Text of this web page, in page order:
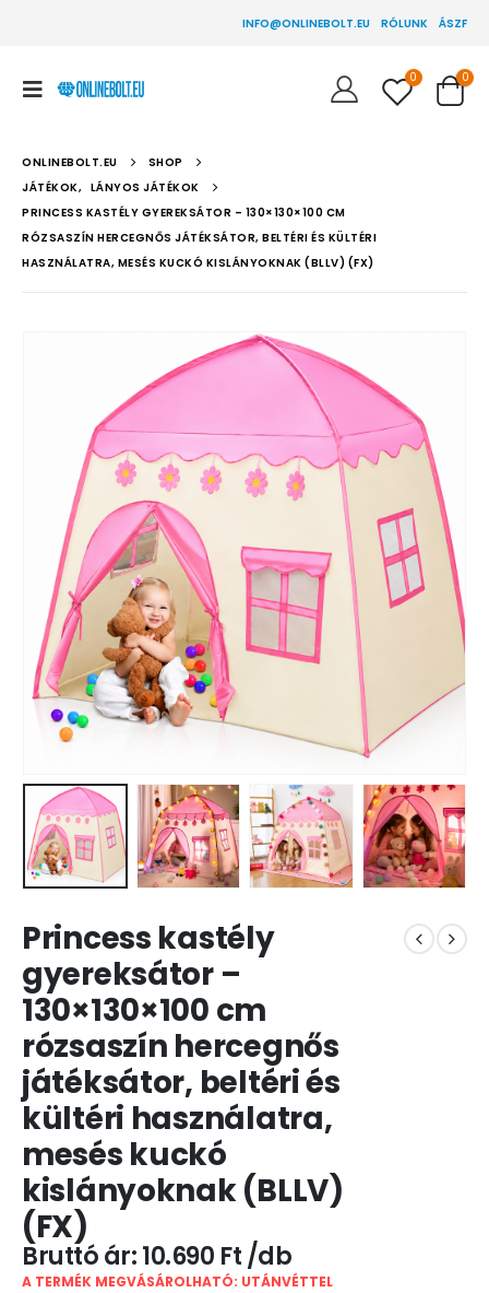
INFO@ONLINEBOLT.EU RÓLUNK ÁSZF
0 0
ONLINEBOLT.EU
SHOP
JÁTÉKOK, LÁNYOS JÁTÉKOK
PRINCESS KASTÉLY GYEREKSÁTOR – 130×130×100 CM
RÓZSASZÍN HERCEGNŐS JÁTÉKSÁTOR, BELTÉRI ÉS KÜLTÉRI
HASZNÁLATRA, MESÉS KUCKÓ KISLÁNYOKNAK (BLLV) (FX)
Princess kastély
gyereksátor –
130×130×100 cm
rózsaszín hercegnős
játéksátor, beltéri és
kültéri használatra,
mesés kuckó
kislányoknak (BLLV)
(FX)
10.690 Ft
A TERMÉK MEGVÁSÁROLHATÓ: UTÁNVÉTTEL